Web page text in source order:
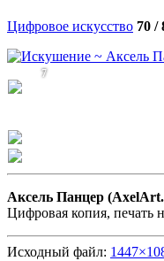
Цифровое искусство 70 /
7
Аксель Панцер
Цифровая копия, печать
Исходный файл: